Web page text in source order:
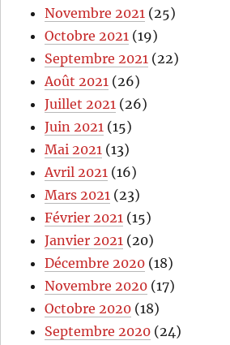
Novembre 2021 (25)
Octobre 2021 (19)
Septembre 2021 (22)
Août 2021 (26)
Juillet 2021 (26)
Juin 2021 (15)
Mai 2021 (13)
Avril 2021 (16)
Mars 2021 (23)
Février 2021 (15)
Janvier 2021 (20)
Décembre 2020 (18)
Novembre 2020 (17)
Octobre 2020 (18)
Septembre 2020 (24)